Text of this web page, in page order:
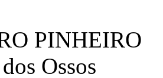
PINHEIRO
Ossos